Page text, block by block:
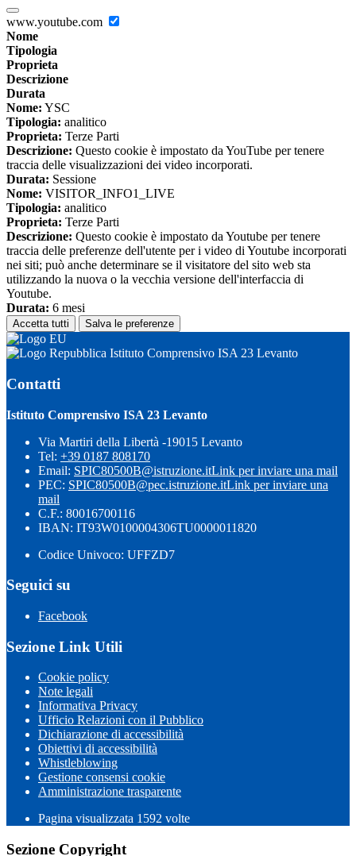
www.youtube.com
Nome
Tipologia
Proprieta
Descrizione
Durata
Nome: YSC
Tipologia: analitico
Proprieta: Terze Parti
Descrizione: Questo cookie è impostato da YouTube per tenere
traccia delle visualizzazioni dei video incorporati.
Durata: Sessione
Nome: VISITOR_INFO1_LIVE
Tipologia: analitico
Proprieta: Terze Parti
Descrizione: Questo cookie è impostato da Youtube per tenere
traccia delle preferenze dell'utente per i video di Youtube incorporati
nei siti; può anche determinare se il visitatore del sito web sta
utilizzando la nuova o la vecchia versione dell'interfaccia di
Youtube.
Durata: 6 mesi
Accetta tutti Salva le preferenze
Istituto Comprensivo ISA 23 Levanto
Contatti
Istituto Comprensivo ISA 23 Levanto
Via Martiri della Libertà -19015 Levanto
Tel: +39 0187 808170
Email: SPIC80500B@istruzione.itLink per inviare una mail
PEC: SPIC80500B@pec.istruzione.itLink per inviare una
mail
C.F.: 80016700116
IBAN: IT93W0100004306TU0000011820
Codice Univoco: UFFZD7
Seguici su
Facebook
Sezione Link Utili
Cookie policy
Note legali
Informativa Privacy
Ufficio Relazioni con il Pubblico
Dichiarazione di accessibilità
Obiettivi di accessibilità
Whistleblowing
Gestione consensi cookie
Amministrazione trasparente
Pagina visualizzata 1592 volte
Sezione Copyright